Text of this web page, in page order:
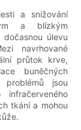
a snižování
a blízkým
úlevu
navrhované
průtok krve,
buněčných
problémů jsou
tkání a mohou